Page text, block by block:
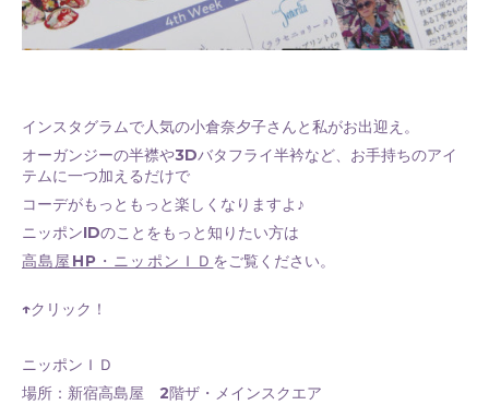
インスタグラムで人気の小倉奈夕子さんと私がお出迎え。
オーガンジーの半襟や3Dバタフライ半衿など、お手持ちのアイ
テムに一つ加えるだけで
コーデがもっともっと楽しくなりますよ♪
ニッポンIDのことをもっと知りたい方は
高島屋HP・ニッポンＩＤ をご覧ください。
↑クリック！
ニッポンＩＤ
場所：新宿高島屋 2階ザ・メインスクエア